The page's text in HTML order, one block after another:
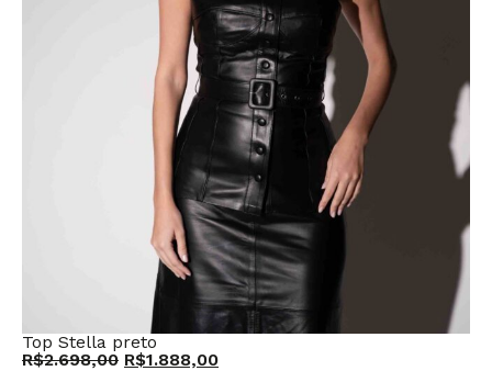
Top Stella preto
R$2.698,00 R$1.888,00